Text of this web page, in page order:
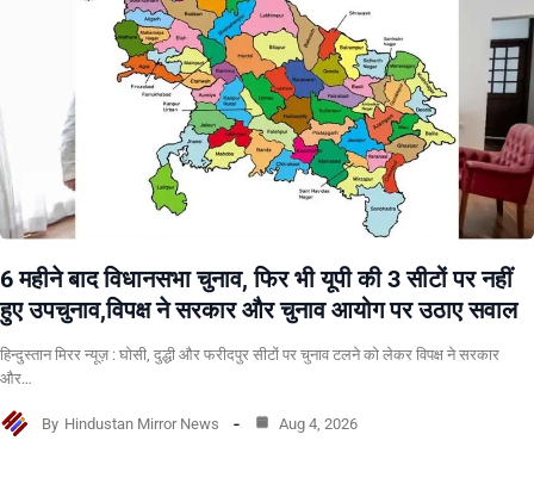
6 महीने बाद विधानसभा चुनाव, फिर भी यूपी की 3 सीटों पर नहीं
हुए उपचुनाव,विपक्ष ने सरकार और चुनाव आयोग पर उठाए सवाल
हिन्दुस्तान मिरर न्यूज़ : घोसी, दुद्धी और फरीदपुर सीटों पर चुनाव टलने को लेकर विपक्ष ने सरकार
और…
By Hindustan Mirror News Aug 4, 2026